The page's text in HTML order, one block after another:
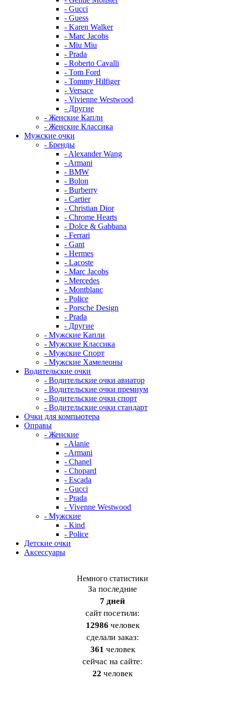
- Gucci
- Guess
- Karen Walker
- Marc Jacobs
- Miu Miu
- Prada
- Roberto Cavalli
- Tom Ford
- Tommy Hilfiger
- Versace
- Vivienne Westwood
- Другие
- Женские Капли
- Женские Классика
Мужские очки
- Бренды
- Alexander Wang
- Armani
- BMW
- Bolon
- Burberry
- Cartier
- Christian Dior
- Chrome Hearts
- Dolce & Gabbana
- Ferrari
- Gant
- Hermes
- Lacoste
- Marc Jacobs
- Mercedes
- Montblanc
- Police
- Porsche Design
- Prada
- Другие
- Мужские Капли
- Мужские Классика
- Мужские Спорт
- Мужские Хамелеоны
Водительские очки
- Водительские очки авиатор
- Водительские очки премиум
- Водительские очки спорт
- Водительские очки стандарт
Очки для компьютера
Оправы
- Женские
- Alanie
- Armani
- Chanel
- Chopard
- Escada
- Gucci
- Prada
- Vivenne Westwood
- Мужские
- Kind
- Police
Детские очки
Аксессуары
Немного статистики
За последние
7 дней
cайт посетили:
12986 человек
сделали заказ:
361 человек
сейчас на сайте:
22 человек